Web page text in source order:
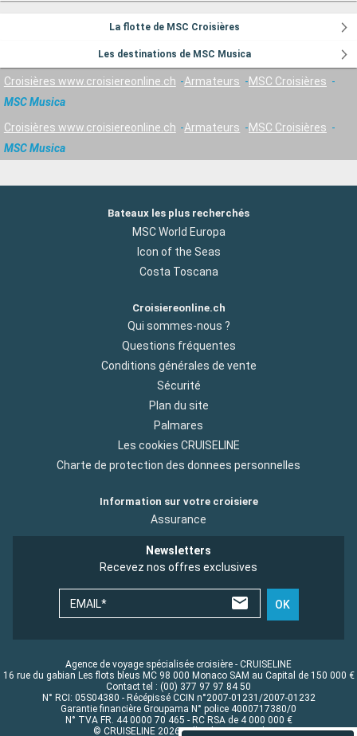
La flotte de MSC Croisières
Les destinations de MSC Musica
Croisières www.croisiereonline.ch Armateurs
MSC Croisières
MSC Musica
Croisières www.croisiereonline.ch Armateurs
MSC Croisières
MSC Musica
Bateaux les plus recherchés
MSC World Europa
Icon of the Seas
Costa Toscana
Croisiereonline.ch
Qui sommes-nous ?
Questions fréquentes
Conditions générales de vente
Sécurité
Plan du site
Palmares
Les cookies CRUISELINE
Charte de protection des donnees personnelles
Information sur votre croisiere
Assurance
Newsletters
Recevez nos offres exclusives
EMAIL* OK
Agence de voyage spécialisée croisière - CRUISELINE
16 rue du gabian Les flots bleus MC 98 000 Monaco SAM au Capital de 150 000 €
Contact tel : (00) 377 97 97 84 50
N° RCI: 05S04380 - Récépissé CCIN n°2007-01231/2007-01232
Garantie financière Groupama N° police 4000717380/0
N° TVA FR. 44 0000 70 465 - RC RSA de 4 000 000 €
© CRUISELINE 2026 - all rights reserved